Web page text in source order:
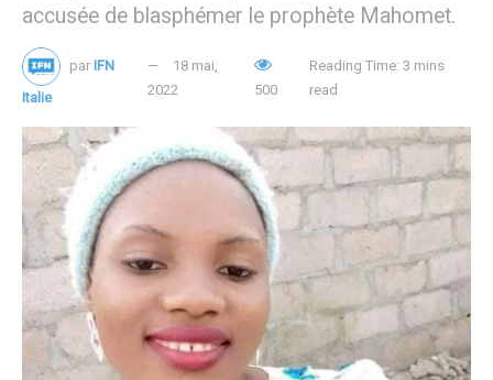
accusée de blasphémer le prophète Mahomet.
par IFN
Italie
18 mai,
2022
500
Reading Time: 3 mins
read